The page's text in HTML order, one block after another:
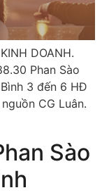
DOANH.
Phan Sào
3 đến 6 HĐ
CG Luân.
Sào